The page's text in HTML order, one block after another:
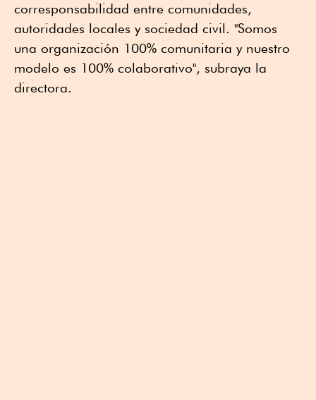
corresponsabilidad entre comunidades,
autoridades locales y sociedad civil. "Somos
una organización 100% comunitaria y nuestro
modelo es 100% colaborativo", subraya la
directora.